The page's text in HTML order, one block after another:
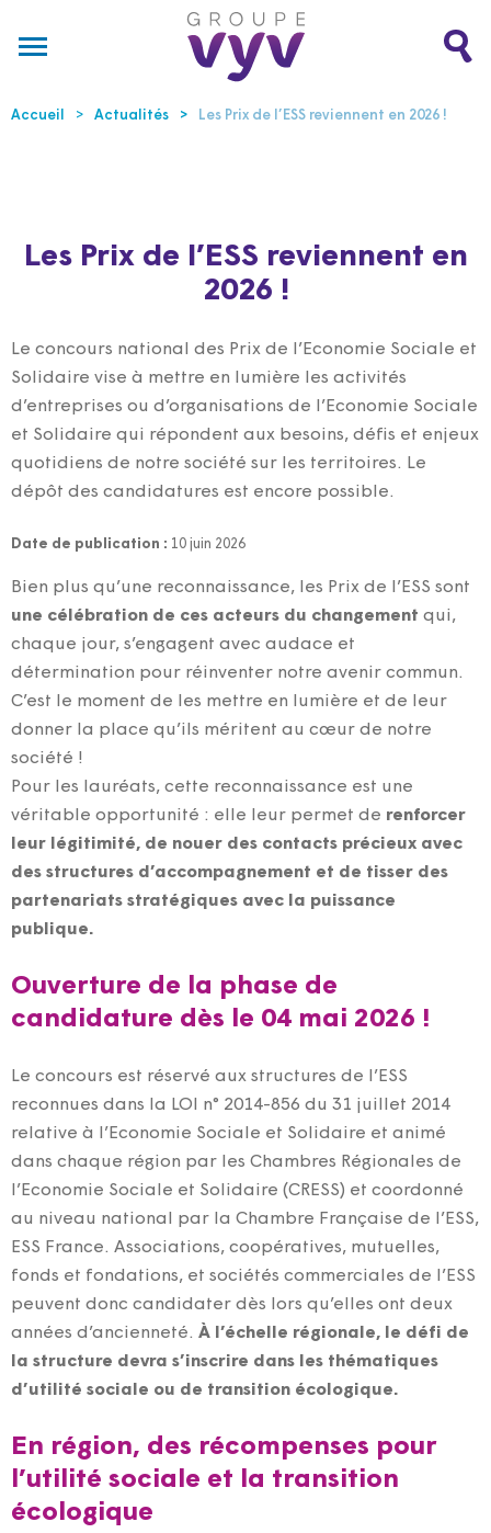
Accueil Actualités Les Prix de l’ESS reviennent en 2026 !
Les Prix de l’ESS reviennent en
2026 !
Le concours national des Prix de l’Economie Sociale et
Solidaire vise à mettre en lumière les activités
d’entreprises ou d’organisations de l’Economie Sociale
et Solidaire qui répondent aux besoins, défis et enjeux
quotidiens de notre société sur les territoires. Le
dépôt des candidatures est encore possible.
Date de publication : 10 juin 2026
Bien plus qu’une reconnaissance, les Prix de l’ESS sont
une célébration de ces acteurs du changement qui,
chaque jour, s’engagent avec audace et
détermination pour réinventer notre avenir commun.
C’est le moment de les mettre en lumière et de leur
donner la place qu’ils méritent au cœur de notre
société !
Pour les lauréats, cette reconnaissance est une
véritable opportunité : elle leur permet de renforcer
leur légitimité, de nouer des contacts précieux avec
des structures d’accompagnement et de tisser des
partenariats stratégiques avec la puissance
publique.
Ouverture de la phase de
candidature dès le 04 mai 2026 !
Le concours est réservé aux structures de l’ESS
reconnues dans la LOI n° 2014-856 du 31 juillet 2014
relative à l’Economie Sociale et Solidaire et animé
dans chaque région par les Chambres Régionales de
l’Economie Sociale et Solidaire (CRESS) et coordonné
au niveau national par la Chambre Française de l’ESS,
ESS France. Associations, coopératives, mutuelles,
fonds et fondations, et sociétés commerciales de l’ESS
peuvent donc candidater dès lors qu’elles ont deux
années d’ancienneté. À l’échelle régionale, le défi de
la structure devra s’inscrire dans les thématiques
d’utilité sociale ou de transition écologique.
En région, des récompenses pour
l’utilité sociale et la transition
écologique